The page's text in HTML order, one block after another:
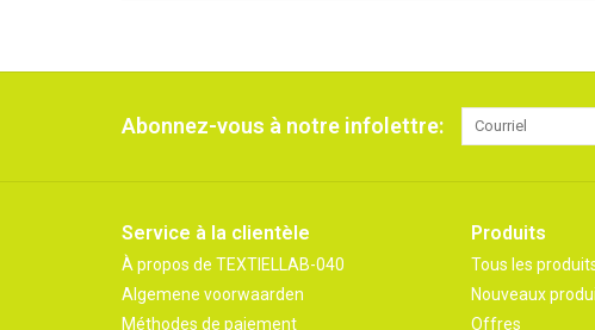
Abonnez-vous à notre infolettre:
Service à la clientèle
À propos de TEXTIELLAB-040
Algemene voorwaarden
Méthodes de paiement
Produits
Tous les
Nouveaux
Offres